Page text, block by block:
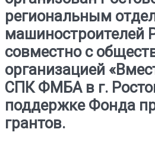
региональным
машиностроителей
совместно с
организацией
СПК ФМБА в г.
поддержке Фонда
грантов.